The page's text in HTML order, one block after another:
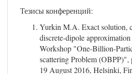
Тезисы конференций:
Yurkin M.A. Exact solution,
discrete-dipole
Workshop "One-Billion-
scattering Problem
19 August 2016, Helsinki,